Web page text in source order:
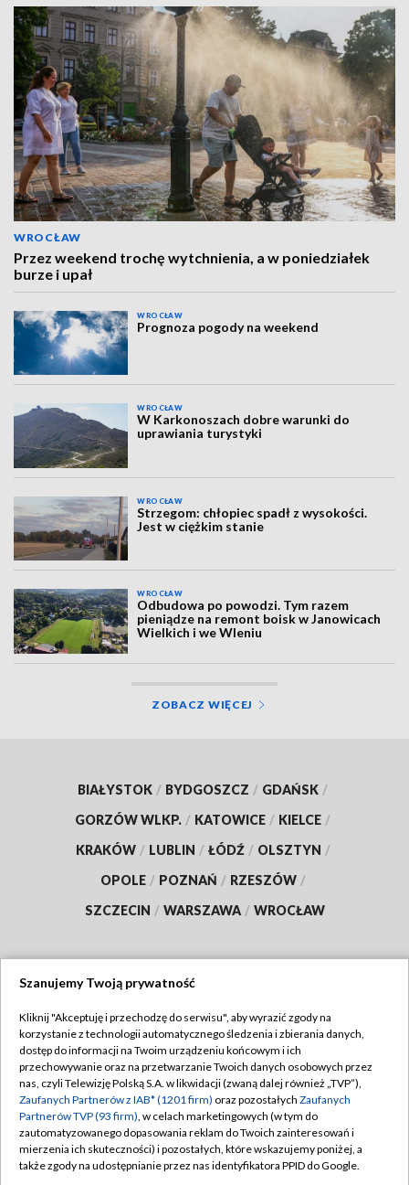
WROCŁAW
Przez weekend trochę wytchnienia, a w poniedziałek
burze i upał
WROCŁAW
Prognoza pogody na weekend
WROCŁAW
W Karkonoszach dobre warunki do
uprawiania turystyki
WROCŁAW
Strzegom: chłopiec spadł z wysokości.
Jest w ciężkim stanie
WROCŁAW
Odbudowa po powodzi. Tym razem
pieniądze na remont boisk w Janowicach
Wielkich i we Wleniu
ZOBACZ WIĘCEJ
BIAŁYSTOK / BYDGOSZCZ / GDAŃSK /
GORZÓW WLKP. / KATOWICE / KIELCE /
KRAKÓW / LUBLIN / ŁÓDŹ / OLSZTYN /
OPOLE / POZNAŃ / RZESZÓW /
SZCZECIN / WARSZAWA / WROCŁAW
TVP
Abonament TVP
Emisja w TVP
Centrum informacji TVP
Naziemna Telewizja Cyfrowa
Regulamin TVP
Polityka prywatności
Moje zgody
Pomoc
Szanujemy Twoją prywatność
Kliknij "Akceptuję i przechodzę do serwisu", aby wyrazić zgody na
korzystanie z technologii automatycznego śledzenia i zbierania danych,
dostęp do informacji na Twoim urządzeniu końcowym i ich
przechowywanie oraz na przetwarzanie Twoich danych osobowych przez
nas, czyli Telewizję Polską S.A. w likwidacji (zwaną dalej również „TVP”),
Zaufanych Partnerów z IAB* (1201 firm) oraz pozostałych Zaufanych
Partnerów TVP (93 firm), w celach marketingowych (w tym do
zautomatyzowanego dopasowania reklam do Twoich zainteresowań i
mierzenia ich skuteczności) i pozostałych, które wskazujemy poniżej, a
także zgody na udostępnianie przez nas identyfikatora PPID do Google.